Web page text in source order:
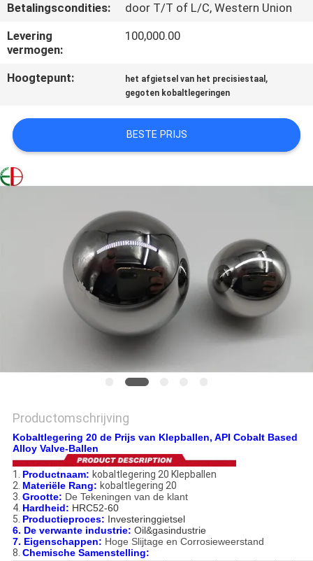
OM
EEN
PRIVACYBELEID
Betalingscondities:
door T/T of L/C, Western Union
Levering
vermogen:
100,000.00
Hoogtepunt: het afgietsel van het precisiestaal ,
gegoten kobaltlegeringen
BESTE PRIJS
Productomschrijving
Kobaltlegering 20 de Prijs van Klepballen, API Cobalt Based
Alloy Valve-Ballen
1. Productnaam: kobaltlegering 20 Klepballen
2. Materiële Rang: kobaltlegering 20
3. Grootte: De Tekeningen van de klant
4. Hardheid: HRC52-60
5. Productieproces: Investeringgietsel
6. De verwante industrie: Oil&gasindustrie
7. Eigenschappen: Hoge Slijtage en Corrosieweerstand
8. Chemische Samenstelling: